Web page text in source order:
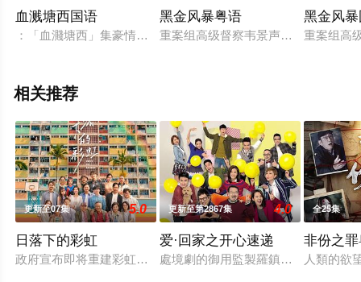
血溅塘西国语
：「血濺塘西」集豪情、柔情、英雄及梟雄於一爐，劇情緊湊
黑金风暴粤语
重案组高级督察韦景声和香港廉政公
黑金风
重案组高
相关推荐
更新至07集 5.0
日落下的彩虹
政府宣布即将重建彩虹邨──这条超过60年的名牌屋邨，满载香
更新至第2867集 4.0
爱·回家之开心速递
處境劇的御用監製羅鎮岳已經準備開
全25集
非份之
人類的欲